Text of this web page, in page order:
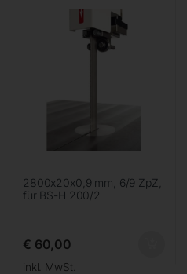
2800x20x0,9 mm, 6/9 ZpZ,
für BS-H 200/2
€ 60,00
inkl. MwSt.